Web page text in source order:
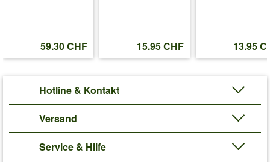
59.30 CHF 15.95 CHF 13.95
Hotline & Kontakt
Versand
Service & Hilfe